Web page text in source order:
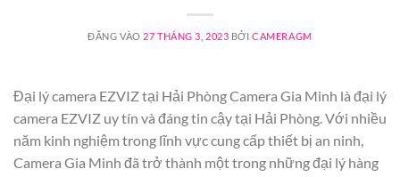
ĐĂNG VÀO 27 THÁNG 3, 2023 BỞICAMERAGM
Đại lý camera EZVIZ tại Hải Phòng Camera Gia Minh là đại lý
camera EZVIZ uy tín và đáng tin cậy tại Hải Phòng. Với nhiều
năm kinh nghiệm trong lĩnh vực cung cấp thiết bị an ninh,
Camera Gia Minh đã trở thành một trong những đại lý hàng